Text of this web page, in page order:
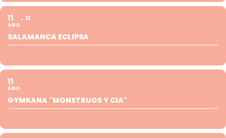
11
AGO
12
SALAMANCA ECLIPSA
11
AGO
GYMKANA "MONSTRUOS Y CIA"